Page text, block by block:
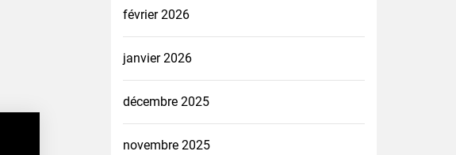
février 2026
janvier 2026
décembre 2025
novembre 2025